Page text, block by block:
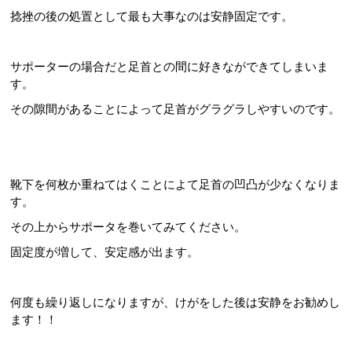
捻挫の後の処置として最も大事なのは安静固定です。
サポーターの場合だと足首との間に好きなができてしまいま
す。
その隙間があることによって足首がグラグラしやすいのです。
靴下を何枚か重ねてはくことによて足首の凹凸が少なくなりま
す。
その上からサポータを巻いてみてください。
固定度が増して、安定感が出ます。
何度も繰り返しになりますが、けがをした後は安静をお勧めし
ます！！